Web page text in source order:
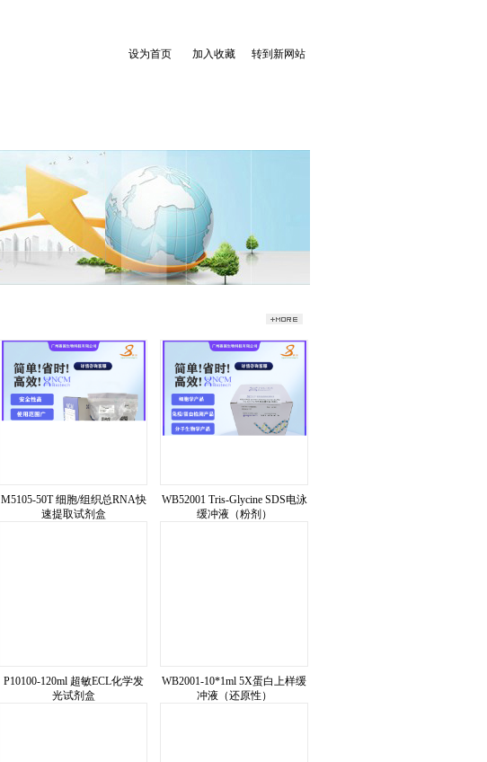
设为首页 加入收藏 转到新网站
M5105-50T 细胞/组织总RNA快
速提取试剂盒
WB52001 Tris-Glycine SDS电泳
缓冲液（粉剂）
P10100-120ml 超敏ECL化学发
光试剂盒
WB2001-10*1ml 5X蛋白上样缓
冲液（还原性）